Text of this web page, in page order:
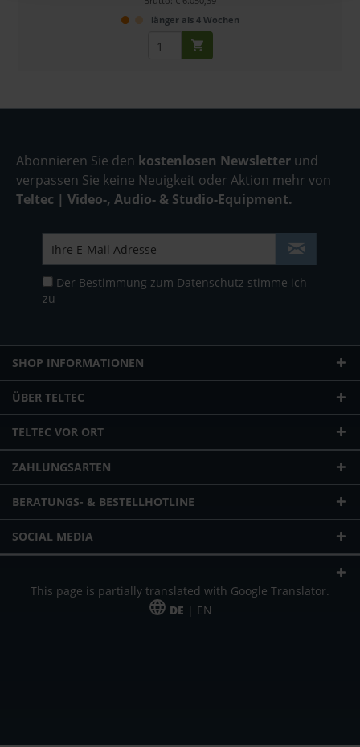
länger als 4 Wochen
Abonnieren Sie den kostenlosen Newsletter und
verpassen Sie keine Neuigkeit oder Aktion mehr von
Teltec | Video-, Audio- & Studio-Equipment.
Der Bestimmung zum Datenschutz stimme ich
zu
SHOP INFORMATIONEN
ÜBER TELTEC
TELTEC VOR ORT
ZAHLUNGSARTEN
BERATUNGS- & BESTELLHOTLINE
SOCIAL MEDIA
This page is partially translated with Google Translator.
DE | EN